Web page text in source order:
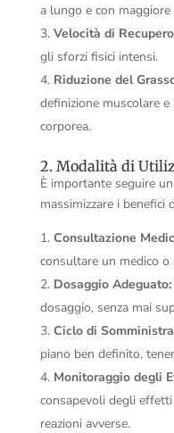
a lungo e con
Velocità di
gli sforzi fisici intensi.
Riduzione del
definizione muscolare
corporea.
2. Modalità di
È importante seguire
massimizzare i
Consultazione
consultare un medico
Dosaggio Adeguato:
dosaggio, senza mai
Ciclo di
piano ben definito,
Monitoraggio degli
consapevoli degli
reazioni avverse.